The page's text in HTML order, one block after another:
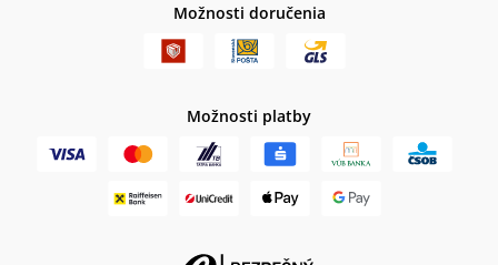
Možnosti doručenia
Možnosti platby